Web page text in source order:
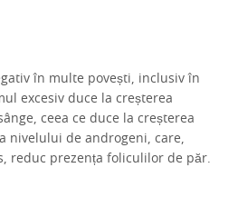
în multe povești, inclusiv în
excesiv duce la creșterea
ceea ce duce la creșterea
nivelului de androgeni, care,
reduc prezența foliculilor de păr.